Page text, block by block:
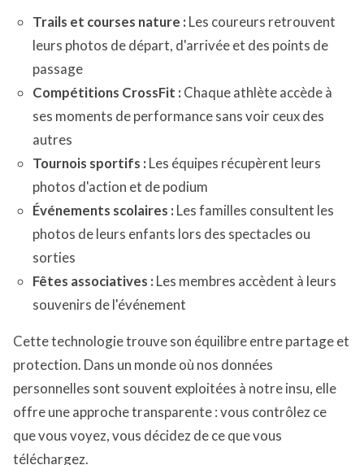
Trails et courses nature : Les coureurs retrouvent
leurs photos de départ, d'arrivée et des points de
passage
Compétitions CrossFit : Chaque athlète accède à
ses moments de performance sans voir ceux des
autres
Tournois sportifs : Les équipes récupèrent leurs
photos d'action et de podium
Événements scolaires : Les familles consultent les
photos de leurs enfants lors des spectacles ou
sorties
Fêtes associatives : Les membres accèdent à leurs
souvenirs de l'événement
Cette technologie trouve son équilibre entre partage et
protection. Dans un monde où nos données
personnelles sont souvent exploitées à notre insu, elle
offre une approche transparente : vous contrôlez ce
que vous voyez, vous décidez de ce que vous
téléchargez.